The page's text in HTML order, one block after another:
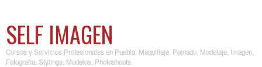
SELF IMAGEN
Cursos y Servicios Profesionales en Puebla: Maquillaje, Peinado, Modelaje, Imagen,
Fotografía. Stylings, Modelos, Photoshoots.